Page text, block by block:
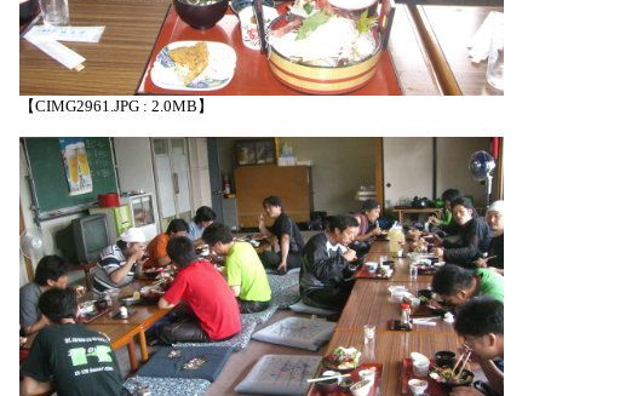
【CIMG2961.JPG : 2.0MB】